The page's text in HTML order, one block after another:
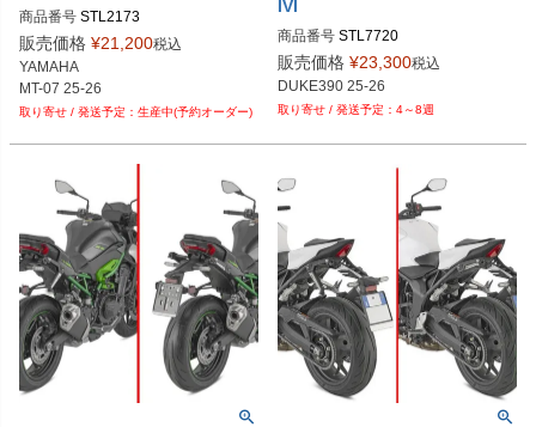
商品番号 STL2173
販売価格 ¥21,200税込
YAMAHA
生産中(予約オーダー)
IVI
商品番号 STL7720
販売価格 ¥23,300税込
DUKE390 25-26
4～8週